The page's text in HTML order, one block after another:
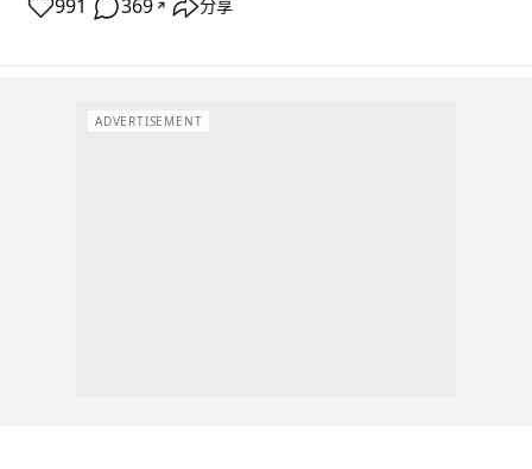
991 369 ↗ 分享
ADVERTISEMENT